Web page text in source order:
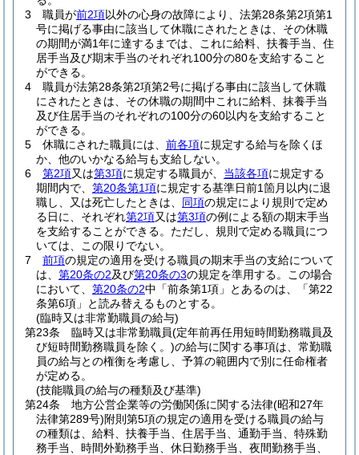
3
職員が前2項以外の心身の故障により、法第28条第2項第1
号に掲げる事由に該当して休職にされたときは、その休職
の期間が満1年に達するまでは、これに給料、扶養手当、住
居手当及び期末手当のそれぞれ100分の80を支給すること
ができる。
4
職員が法第28条第2項第2号に掲げる事由に該当して休職
にされたときは、その休職の期間中これに給料、抹養手当
及び住居手当のそれぞれの100分の60以内を支給すること
ができる。
5
休職にされた職員には、 前各項に規定する給与を除くほ
か、他のいかなる給与も支給しない。
6
第2項又は第3項に規定する職員が、 当該各項に規定する
期間内で、 第20条第1項に規定する基準日前1箇月以内に退
職し、又は死亡したときは、 同項の規定により規則で定め
る日に、それぞれ第2項又は第3項の例による額の期末手当
を支給することができる。 ただし、規則で定める職員につ
いては、この限りでない。
7
前項の規定の適用を受ける職員の期末手当の支給について
は、 第20条の2及び第20条の3の規定を準用する。
この場合
において、 第20条の2中「前条第1項」とあるのは、「第22
条第6項」と読み替えるものとする。
(臨時又は非常勤職員の給与)
第23条
臨時又は非常勤職員(定年前再任用短時間勤務職員及
び短時間勤務職員を除く。)の給与に関する事項は、常勤職
員の給与との権衡を考慮し、予算の範囲内で別に任命権者
が定める。
(技能職員の給与の種類及び基準)
第24条
地方公営企業等の労働関係に関する法律(昭和27年
法律第289号)附則第5項の規定の適用を受ける職員の給与
の種類は、給料、扶養手当、住居手当、通勤手当、特殊勤
務手当、時間外勤務手当、休日勤務手当、夜間勤務手当、